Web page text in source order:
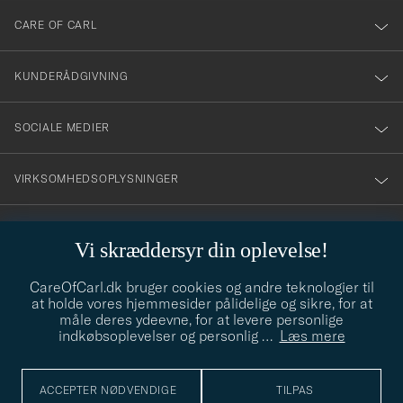
Vi skræddersyr din oplevelse!
CareOfCarl.dk bruger cookies og andre teknologier til
at holde vores hjemmesider pålidelige og sikre, for at
måle deres ydeevne, for at levere personlige
indkøbsoplevelser og personlig … Læs mere
ACCEPTER NØDVENDIGE TILPAS
till
vårt
nyhetsbrev!
CARE OF CARL
KUNDERÅDGIVNING
SOCIALE MEDIER
VIRKSOMHEDSOPLYSNINGER
info@careofcarl.dk
Behøver du hjælp til at finde din stil? Lad os hjælpe dig, vi hjælper
gerne til!
STILRÅD